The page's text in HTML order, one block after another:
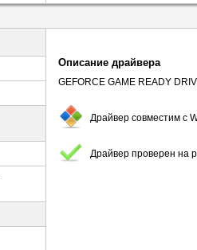
Описание драйвера
GEFORCE GAME READY
Драйвер совместим с
Драйвер проверен на